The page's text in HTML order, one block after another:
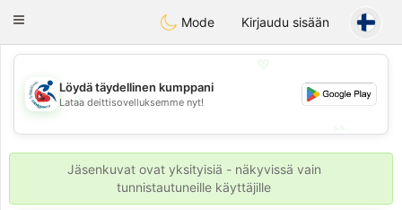
Handi Space
Toggle
Mode Kirjaudu sisään
💖
💕
Löydä täydellinen kumppani
Lataa deittisovelluksemme nyt!
Jäsenkuvat ovat yksityisiä - näkyvissä vain
tunnistautuneille käyttäjille